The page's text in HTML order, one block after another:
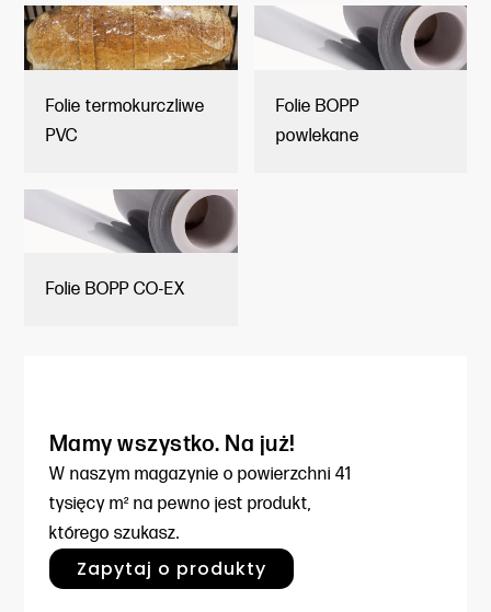
Folie termokurczliwe
PVC
Folie BOPP
powlekane
Folie BOPP CO-EX
Mamy wszystko. Na już!
W naszym magazynie o powierzchni 41
tysięcy m² na pewno jest produkt,
którego szukasz.
Zapytaj o produkty